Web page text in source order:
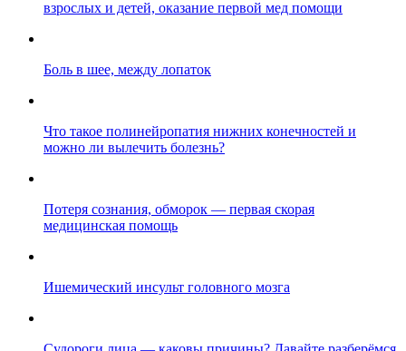
взрослых и детей, оказание первой мед помощи
Боль в шее, между лопаток
Что такое полинейропатия нижних конечностей и
можно ли вылечить болезнь?
Потеря сознания, обморок — первая скорая
медицинская помощь
Ишемический инсульт головного мозга